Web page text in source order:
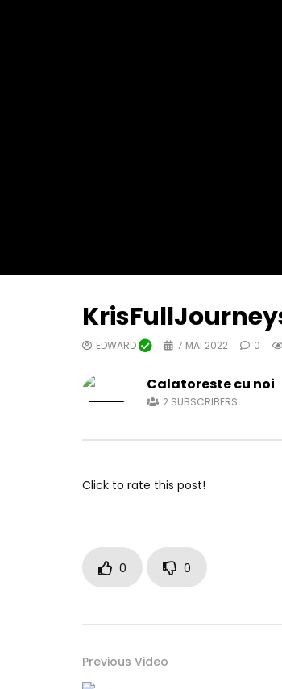
EDWARD 7 MAI 2022 0
Calatoreste cu noi
2 SUBSCRIBERS
Click to rate this post!
0 0
Previous Video